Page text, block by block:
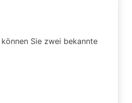
können Sie zwei bekannte